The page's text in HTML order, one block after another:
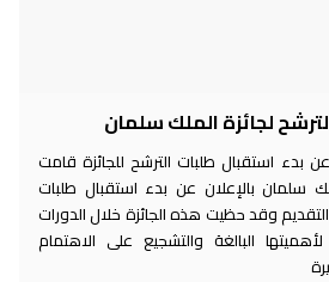
لجائزة الملك سلمان
بدء استقبال طلبات الترشح للجائزة قامت
سلمان بالإعلان عن بدء استقبال طلبات
التقديم وقد حظيت هذه الجائزة خلال الدورات
البالغة والتشجيع على الاهتمام